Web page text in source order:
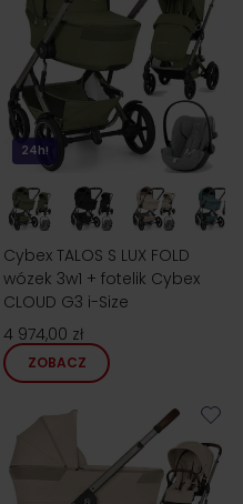
24h!
Cybex TALOS S LUX FOLD
wózek 3w1 + fotelik Cybex
CLOUD G3 i-Size
4 974,00 zł
ZOBACZ